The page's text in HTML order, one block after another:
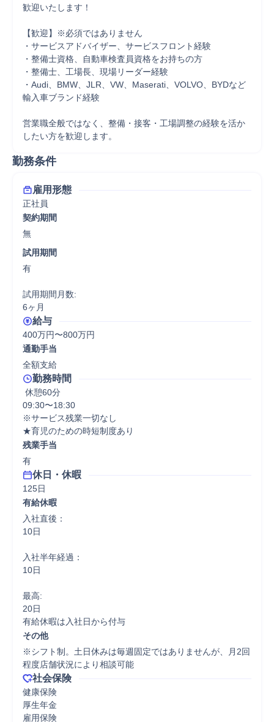
歓迎いたします！
【歓迎】※必須ではありません
・サービスアドバイザー、サービスフロント経験
・整備士資格、自動車検査員資格をお持ちの方
・整備士、工場長、現場リーダー経験
・Audi、BMW、JLR、VW、Maserati、VOLVO、BYDなど
輸入車ブランド経験
営業職全般ではなく、整備・接客・工場調整の経験を活か
したい方を歓迎します。
勤務条件
雇用形態
正社員
契約期間
無
試用期間
有
試用期間月数:
6ヶ月
給与
400万円〜800万円
通勤手当
全額支給
勤務時間
休憩60分
09:30〜18:30
※サービス残業一切なし
残業手当
有
休日・休暇
125日
有給休暇
入社直後：
10日
入社半年経過：
10日
最高:
20日
有給休暇は入社日から付与
その他
※シフト制。土日休みは毎週固定ではありませんが、月2回
程度店舗状況により相談可能
社会保険
健康保険
厚生年金
雇用保険